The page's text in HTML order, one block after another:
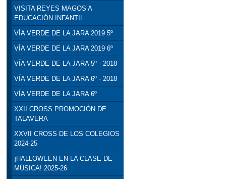
VISITA REYES MAGOS A
EDUCACIÓN INFANTIL
VÍA VERDE DE LA JARA 2019 5º
VÍA VERDE DE LA JARA 2019 6º
VÍA VERDE DE LA JARA 5º - 2018
VÍA VERDE DE LA JARA 6º - 2018
VÍA VERDE DE LA JARA 6º
XXII CROSS PROMOCIÓN DE
TALAVERA
XXVII CROSS DE LOS COLEGIOS
2024-25
¡HALLOWEEN EN LA CLASE DE
MÚSICA! 2025-26